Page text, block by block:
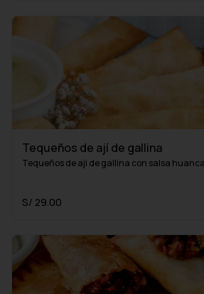
Tequeños de ají de gallina
Tequeños de aji de gallina con salsa
S/ 29.00